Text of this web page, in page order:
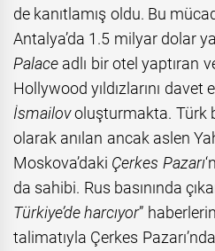
de kanıtlamış oldu. Bu
Antalya’da 1.5 milyar dolar
Palace adlı bir otel yaptıran
Hollywood yıldızlarını davet
İsmailov oluşturmakta. Türk
olarak anılan ancak aslen
Moskova’daki Çerkes Pazarı
da sahibi. Rus basınında
Türkiye’de harcıyor”
talimatıyla Çerkes